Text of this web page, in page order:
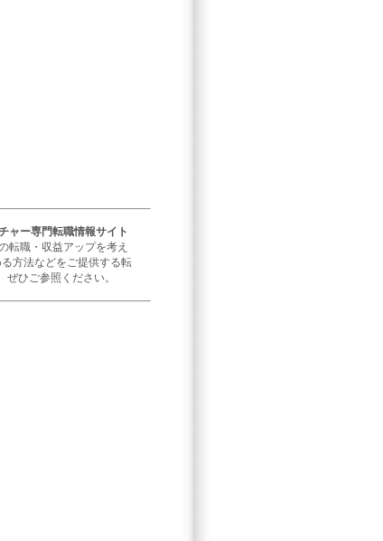
ャー専門転職情報サイト
転職・収益アップを考え
方法などをご提供する転
ひご参照ください。